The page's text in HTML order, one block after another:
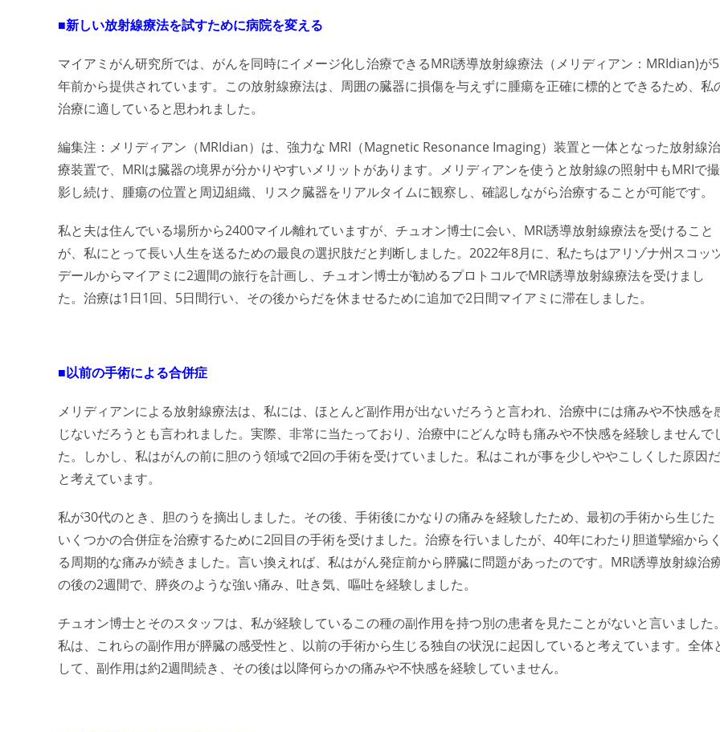
■新しい放射線療法を試すために病院を変える
マイアミがん研究所では、がんを同時にイメージ化し治療できるMRI誘導放射線療法（メリディアン：MRIdian)が5
年前から提供されています。この放射線療法は、周囲の臓器に損傷を与えずに腫瘍を正確に標的とできるため、私
治療に適していると思われました。
編集注：メリディアン（MRIdian）は、強力な MRI（Magnetic Resonance Imaging）装置と一体となった放射線治
療装置で、MRIは臓器の境界が分かりやすいメリットがあります。メリディアンを使うと放射線の照射中もMRIで撮
影し続け、腫瘍の位置と周辺組織、リスク臓器をリアルタイムに観察し、確認しながら治療することが可能です。
私と夫は住んでいる場所から2400マイル離れていますが、チュオン博士に会い、MRI誘導放射線療法を受けること
が、私にとって長い人生を送るための最良の選択肢だと判断しました。2022年8月に、私たちはアリゾナ州スコッ
デールからマイアミに2週間の旅行を計画し、チュオン博士が勧めるプロトコルでMRI誘導放射線療法を受けまし
た。治療は1日1回、5日間行い、その後からだを休ませるために追加で2日間マイアミに滞在しました。
■以前の手術による合併症
メリディアンによる放射線療法は、私には、ほとんど副作用が出ないだろうと言われ、治療中には痛みや不快感を
じないだろうとも言われました。実際、非常に当たっており、治療中にどんな時も痛みや不快感を経験しませんで
た。しかし、私はがんの前に胆のう領域で2回の手術を受けていました。私はこれが事を少しややこしくした原因だ
と考えています。
私が30代のとき、胆のうを摘出しました。その後、手術後にかなりの痛みを経験したため、最初の手術から生じた
いくつかの合併症を治療するために2回目の手術を受けました。治療を行いましたが、40年にわたり胆道攣縮から
る周期的な痛みが続きました。言い換えれば、私はがん発症前から膵臓に問題があったのです。MRI誘導放射線治
の後の2週間で、膵炎のような強い痛み、吐き気、嘔吐を経験しました。
チュオン博士とそのスタッフは、私が経験しているこの種の副作用を持つ別の患者を見たことがないと言いました
私は、これらの副作用が膵臓の感受性と、以前の手術から生じる独自の状況に起因していると考えています。全体
して、副作用は約2週間続き、その後は以降何らかの痛みや不快感を経験していません。